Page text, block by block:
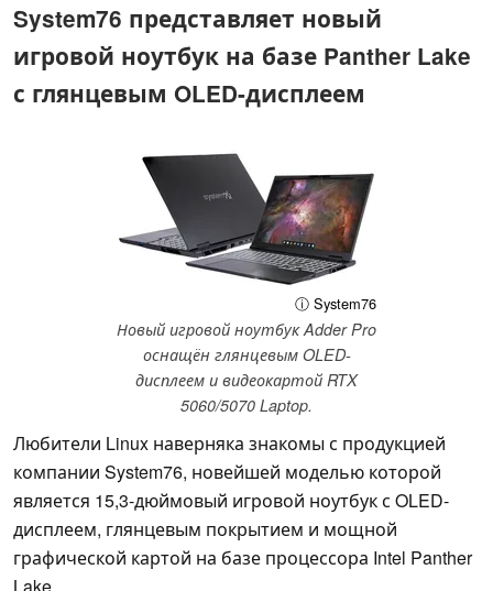
System76 представляет новый
игровой ноутбук на базе Panther Lake
с глянцевым OLED-дисплеем
ⓘ System76
Новый игровой ноутбук Adder Pro
оснащён глянцевым OLED-
дисплеем и видеокартой RTX
5060/5070 Laptop.
Любители Linux наверняка знакомы с продукцией
компании System76, новейшей моделью которой
является 15,3-дюймовый игровой ноутбук с OLED-
дисплеем, глянцевым покрытием и мощной
графической картой на базе процессора Intel Panther